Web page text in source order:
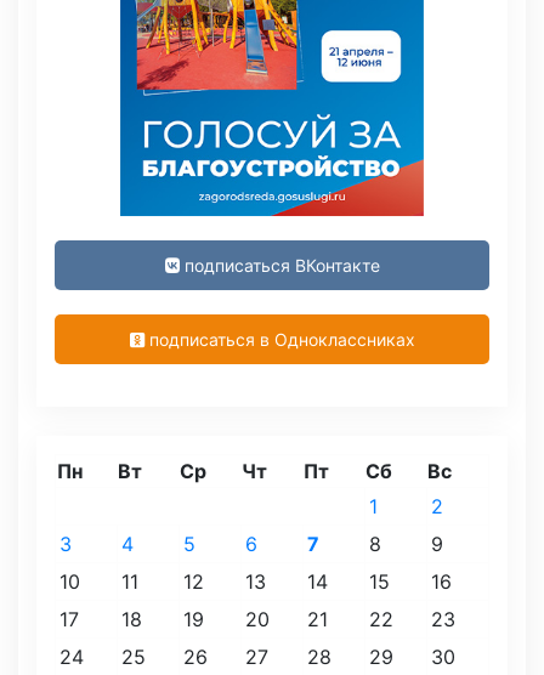
подписаться ВКонтакте
подписаться в Одноклассниках
Пн Вт Ср Чт Пт Сб
Вс
1
2
3
4 5 6 7 8
9
10
11 12 13 14 15
16
17
18 19 20 21 22
23
24
25 26 27 28 29 30